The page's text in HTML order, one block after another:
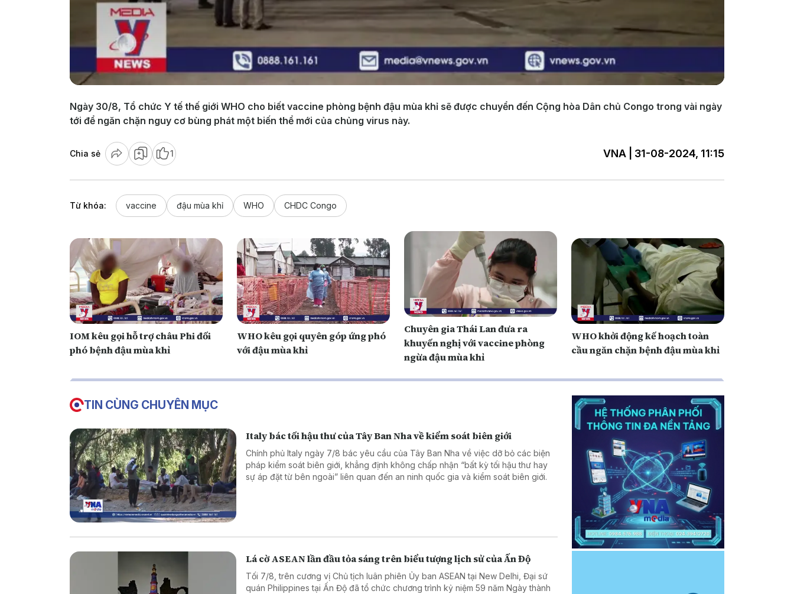
Ngày 30/8, Tổ chức Y tế thế giới WHO cho biết vaccine phòng bệnh đậu mùa khỉ sẽ được chuyển đến Cộng hòa Dân chủ Congo trong vài ngày
tới để ngăn chặn nguy cơ bùng phát một biến thể mới của chủng virus này.
Chia sẻ 1 VNA | 31-08-2024, 11:15
Từ khóa: vaccine đậu mùa khỉ WHO CHDC Congo
IOM kêu gọi hỗ trợ châu Phi đối
phó bệnh đậu mùa khỉ
WHO kêu gọi quyên góp ứng phó
với đậu mùa khỉ
Chuyên gia Thái Lan đưa ra
khuyến nghị với vaccine phòng
ngừa đậu mùa khỉ
WHO khởi động kế hoạch toàn
cầu ngăn chặn bệnh đậu mùa khỉ
TIN CÙNG CHUYÊN MỤC
Italy bác tối hậu thư của Tây Ban Nha về kiểm soát biên giới
Chính phủ Italy ngày 7/8 bác yêu cầu của Tây Ban Nha về việc dỡ bỏ các biện
pháp kiểm soát biên giới, khẳng định không chấp nhận “bất kỳ tối hậu thư hay
sự áp đặt từ bên ngoài” liên quan đến an ninh quốc gia và kiểm soát biên giới.
Lá cờ ASEAN lần đầu tỏa sáng trên biểu tượng lịch sử của Ấn Độ
Tối 7/8, trên cương vị Chủ tịch luân phiên Ủy ban ASEAN tại New Delhi, Đại sứ
quán Philippines tại Ấn Độ đã tổ chức chương trình kỷ niệm 59 năm Ngày thành